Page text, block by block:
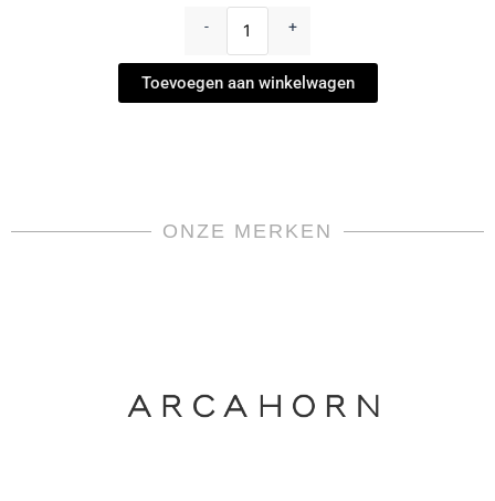
-
Smeraldo
by
+
Toevoegen aan winkelwagen
ONZE MERKEN